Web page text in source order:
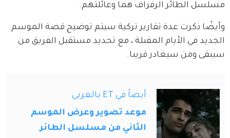
مسلسل الطائر الرفراف هما وعائلتهم.
وأيضًا ذكرت عدة تقارير تركية سيتم توضيح قصة الموسم
الجديد في الأيام المقبلة ، مع تحديد مستقبل الفريق من
سيبقى ومن سيغادر قريبا.
أيضاً في ET بالعربي
موعد تصوير وعرض الموسم
الثاني من مسلسل الطائر